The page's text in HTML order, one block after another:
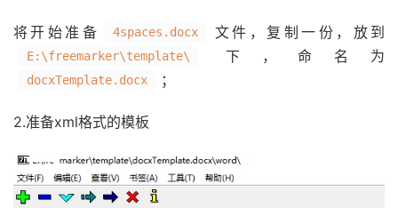
将开始准备 4spaces.docx 文件，复制一份，放到
E:\freemarker\template\ 下，命名为
docxTemplate.docx ；
2.准备xml格式的模板